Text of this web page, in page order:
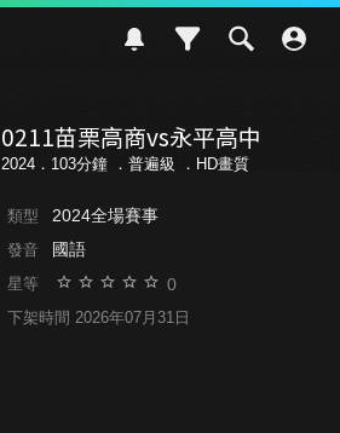
0211苗栗高商vs永平高中
2024．103分鐘 ． 普遍級 ．HD畫質
類型 2024全場賽事
發音 國語
星等 0
下架時間 2026年07月31日